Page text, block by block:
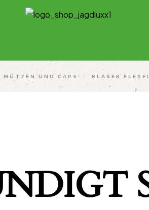
MÜTZEN UND CAPS / BLASER